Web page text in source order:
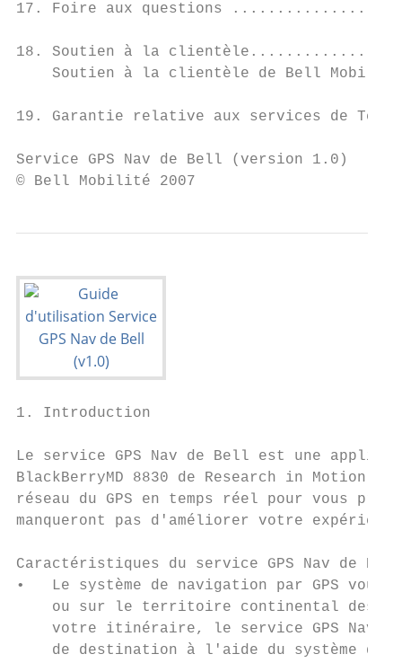
17. Foire aux questions
18. Soutien à la
Soutien à la clientèle de Bell
19. Garantie relative aux
Service GPS Nav de Bell
© Bell Mobilité 2007
1. Introduction
Le service GPS Nav de Bell est une
BlackBerryMD 8830 de Research in
réseau du GPS en temps réel pour vous
manqueront pas d'améliorer votre
Caractéristiques du service GPS Nav de
•   Le système de navigation par GPS
ou sur le territoire continental des
votre itinéraire, le service GPS Nav
de destination à l'aide du système de